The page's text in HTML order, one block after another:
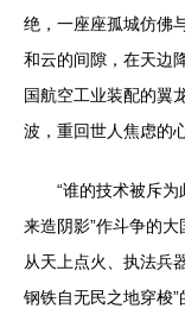
绝，一座座孤城仿佛
和云的间隙，在天边
国航空工业装配的翼
波，重回世人焦虑的
“谁的技术被斥
来造阴影”作斗争的大
从天上点火、执法兵
钢铁自无民之地穿梭